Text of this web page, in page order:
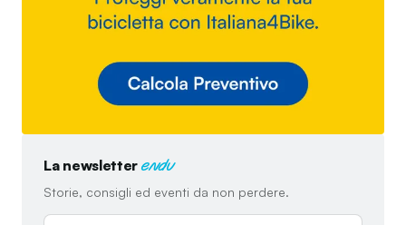
La newsletter endu
Storie, consigli ed eventi da non perdere.